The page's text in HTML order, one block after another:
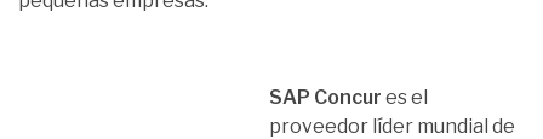
SAP Concur es el
proveedor líder mundial de